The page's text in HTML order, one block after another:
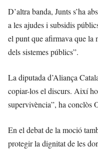
D’altra banda, Junts s’ha
a les ajudes i subsidis
el punt que afirmava que la
dels sistemes públics”.
La diputada d’Aliança
copiar-los el discurs. Així
supervivència”, ha conclòs
En el debat de la moció
protegir la dignitat de les